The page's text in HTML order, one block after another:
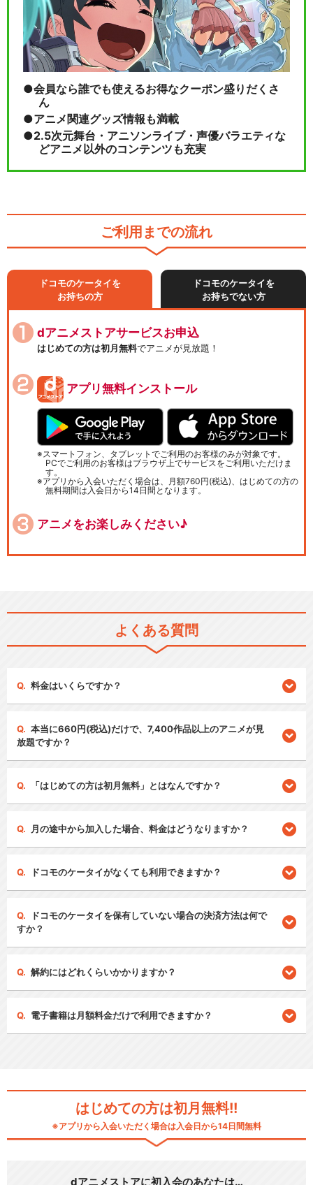
会員なら誰でも使えるお得なクーポン盛りだくさ
ん
アニメ関連グッズ情報も満載
2.5次元舞台・アニソンライブ・声優バラエティな
どアニメ以外のコンテンツも充実
ご利用までの流れ
ドコモのケータイを
お持ちの方
ドコモのケータイを
お持ちでない方
dアニメストアサービスお申込
はじめての方は初月無料でアニメが見放題！
アプリ無料インストール
スマートフォン、タブレットでご利用のお客様のみが対象です。
PCでご利用のお客様はブラウザ上でサービスをご利用いただけま
す。
アプリから入会いただく場合は、月額760円(税込)、はじめての方の
無料期間は入会日から14日間となります。
アニメをお楽しみください♪
よくある質問
料金はいくらですか？
本当に660円(税込)だけで、7,400作品以上のアニメが見
放題ですか？
「はじめての方は初月無料」とはなんですか？
月の途中から加入した場合、料金はどうなりますか？
ドコモのケータイがなくても利用できますか？
ドコモのケータイを保有していない場合の決済方法は何で
すか？
解約にはどれくらいかかりますか？
電子書籍は月額料金だけで利用できますか？
はじめての方は初月無料!!
※アプリから入会いただく場合は入会日から14日間無料
dアニメストアに初入会のあなたは…